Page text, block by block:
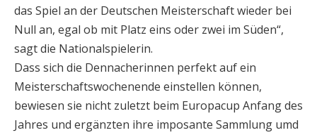
das Spiel an der Deutschen Meisterschaft wieder bei
Null an, egal ob mit Platz eins oder zwei im Süden“,
sagt die Nationalspielerin.
Dass sich die Dennacherinnen perfekt auf ein
Meisterschaftswochenende einstellen können,
bewiesen sie nicht zuletzt beim Europacup Anfang des
Jahres und ergänzten ihre imposante Sammlung umd